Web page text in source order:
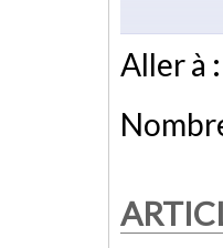
Aller à :